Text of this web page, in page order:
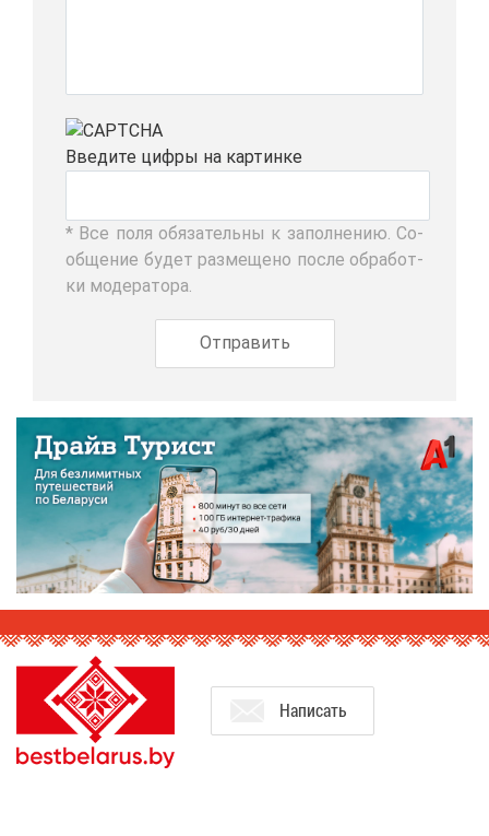
Вве­ди­те циф­ры на кар­тин­ке
* Все по­ля обя­за­тель­ны к за­пол­не­нию. Со­
об­ще­ние бу­дет раз­ме­ще­но по­сле об­ра­бот­
ки мо­де­ра­то­ра.
На­пи­сать